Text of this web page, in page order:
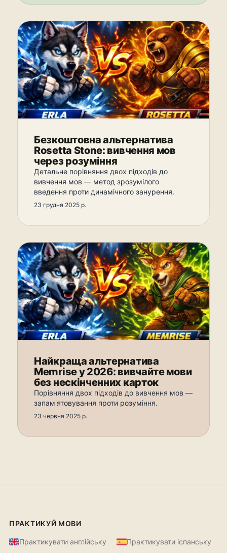
Безкоштовна альтернатива
Rosetta Stone: вивчення мов
через розуміння
Детальне порівняння двох підходів до
вивчення мов — метод зрозумілого
введення проти динамічного занурення.
23 грудня 2025 р.
Найкраща альтернатива
Memrise у 2026: вивчайте мови
без нескінченних карток
Порівняння двох підходів до вивчення мов —
запам'ятовування проти розуміння.
23 червня 2025 р.
ПРАКТИКУЙ МОВИ
Практикувати англійську
Практикувати іспанську